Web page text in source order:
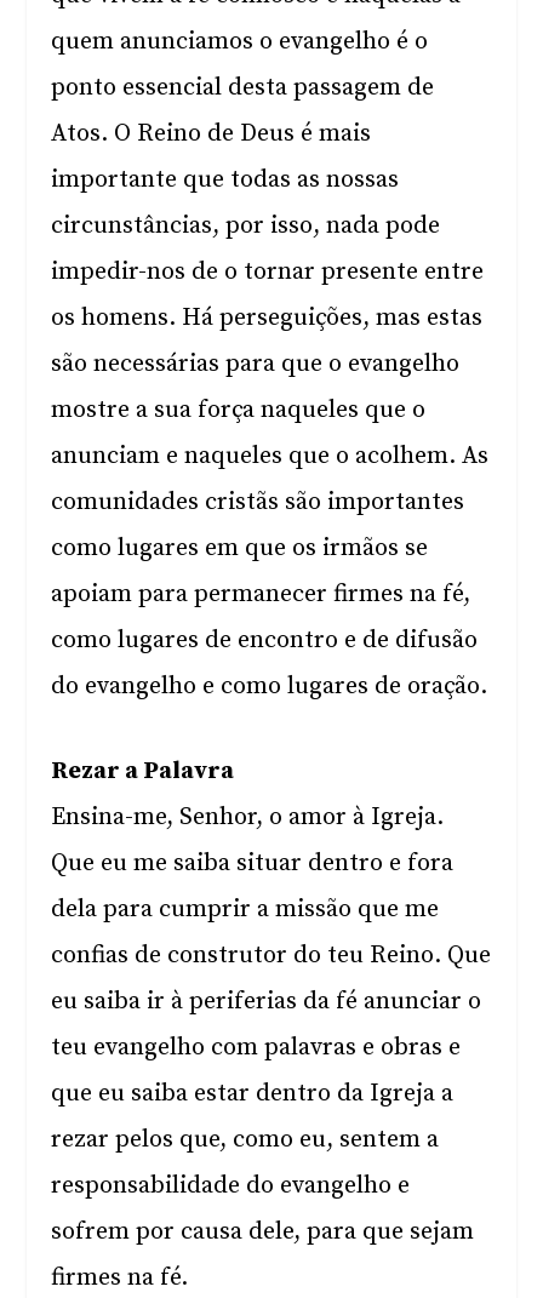
quem anunciamos o evangelho é o
ponto essencial desta passagem de
Atos. O Reino de Deus é mais
importante que todas as nossas
circunstâncias, por isso, nada pode
impedir-nos de o tornar presente entre
os homens. Há perseguições, mas estas
são necessárias para que o evangelho
mostre a sua força naqueles que o
anunciam e naqueles que o acolhem. As
comunidades cristãs são importantes
como lugares em que os irmãos se
apoiam para permanecer firmes na fé,
como lugares de encontro e de difusão
do evangelho e como lugares de oração.
Rezar a Palavra
Ensina-me, Senhor, o amor à Igreja.
Que eu me saiba situar dentro e fora
dela para cumprir a missão que me
confias de construtor do teu Reino. Que
eu saiba ir à periferias da fé anunciar o
teu evangelho com palavras e obras e
que eu saiba estar dentro da Igreja a
rezar pelos que, como eu, sentem a
responsabilidade do evangelho e
sofrem por causa dele, para que sejam
firmes na fé.